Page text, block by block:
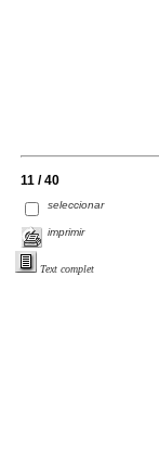
11 / 40
seleccionar
imprimir
Text complet